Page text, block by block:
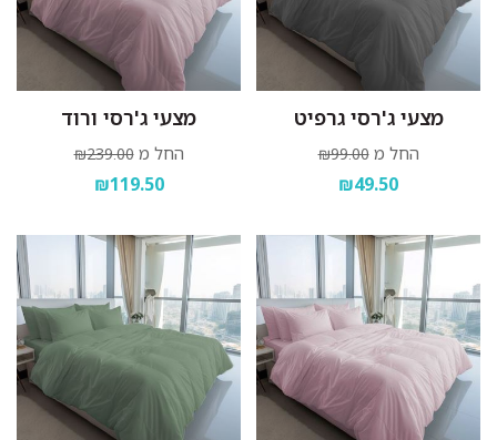
מצעי ג'רסי גרפיט
החל מ ₪99.00
₪49.50
מצעי ג'רסי ורוד
החל מ ₪239.00
₪119.50